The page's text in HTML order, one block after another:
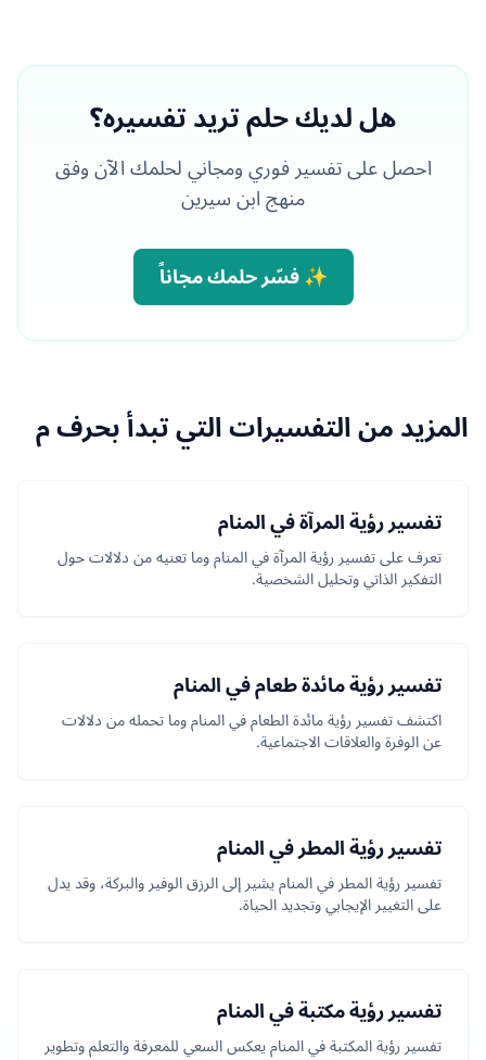
هل لديك حلم تريد تفسيره؟
احصل على تفسير فوري ومجاني لحلمك الآن وفق
منهج ابن سيرين
✨ فسّر حلمك مجاناً
المزيد من التفسيرات التي تبدأ بحرف م
تفسير رؤية المرآة في المنام
تعرف على تفسير رؤية المرآة في المنام وما تعنيه من دلالات حول
التفكير الذاتي وتحليل الشخصية.
تفسير رؤية مائدة طعام في المنام
اكتشف تفسير رؤية مائدة الطعام في المنام وما تحمله من دلالات
عن الوفرة والعلاقات الاجتماعية.
تفسير رؤية المطر في المنام
تفسير رؤية المطر في المنام يشير إلى الرزق الوفير والبركة، وقد يدل
على التغيير الإيجابي وتجديد الحياة.
تفسير رؤية مكتبة في المنام
تفسير رؤية المكتبة في المنام يعكس السعي للمعرفة والتعلم وتطوير